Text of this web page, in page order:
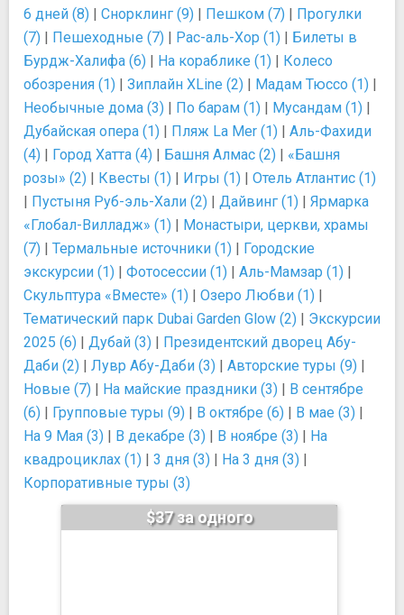
6 дней (8) | Снорклинг (9) | Пешком (7) | Прогулки
(7) | Пешеходные (7) | Рас-аль-Хор (1) | Билеты в
Бурдж-Халифа (6) | На кораблике (1) | Колесо
обозрения (1) | Зиплайн XLine (2) | Мадам Тюссо (1) |
Необычные дома (3) | По барам (1) | Мусандам (1) |
Дубайская опера (1) | Пляж La Mer (1) | Аль-Фахиди
(4) | Город Хатта (4) | Башня Алмас (2) | «Башня
розы» (2) | Квесты (1) | Игры (1) | Отель Атлантис (1)
| Пустыня Руб-эль-Хали (2) | Дайвинг (1) | Ярмарка
«Глобал-Вилладж» (1) | Монастыри, церкви, храмы
(7) | Термальные источники (1) | Городские
экскурсии (1) | Фотосессии (1) | Аль-Мамзар (1) |
Скульптура «Вместе» (1) | Озеро Любви (1) |
Тематический парк Dubai Garden Glow (2) | Экскурсии
2025 (6) | Дубай (3) | Президентский дворец Абу-
Даби (2) | Лувр Абу-Даби (3) | Авторские туры (9) |
Новые (7) | На майские праздники (3) | В сентябре
(6) | Групповые туры (9) | В октябре (6) | В мае (3) |
На 9 Мая (3) | В декабре (3) | В ноябре (3) | На
квадроциклах (1) | 3 дня (3) | На 3 дня (3) |
Корпоративные туры (3)
$37 за одного